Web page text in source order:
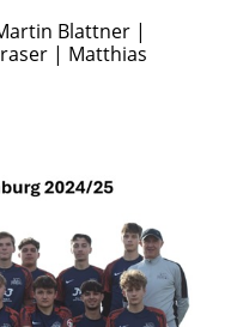
Blattner |
| Matthias